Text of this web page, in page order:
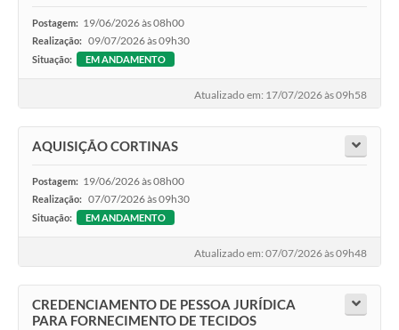
Postagem: 19/06/2026 às 08h00
Realização: 09/07/2026 às 09h30
Situação: EM ANDAMENTO
Atualizado em: 17/07/2026 às 09h58
AQUISIÇÃO CORTINAS
Postagem: 19/06/2026 às 08h00
Realização: 07/07/2026 às 09h30
Situação: EM ANDAMENTO
Atualizado em: 07/07/2026 às 09h48
CREDENCIAMENTO DE PESSOA JURÍDICA
PARA FORNECIMENTO DE TECIDOS